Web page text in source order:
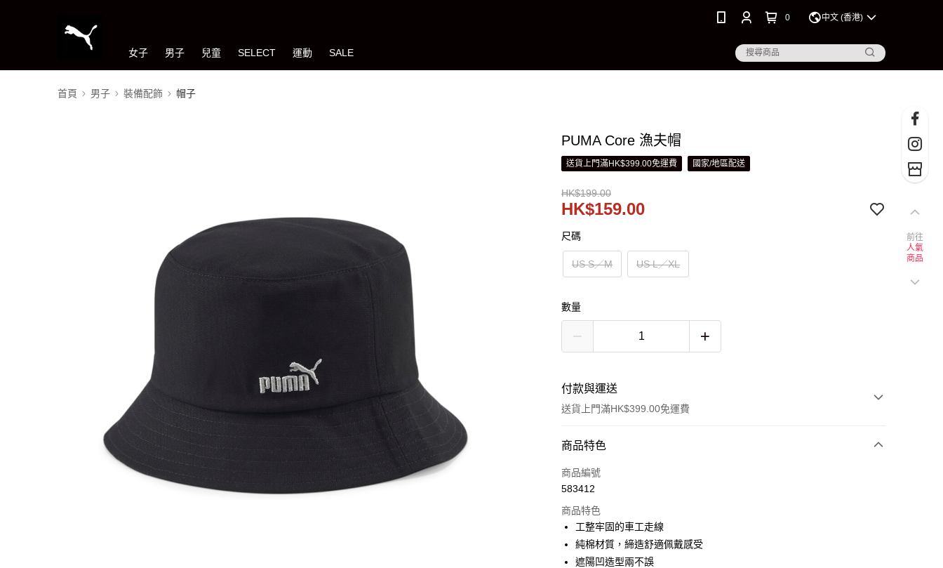
0 中文 (香港)
女子 男子 兒童 SELECT 運動 SALE
首頁 男子 裝備配飾 帽子
PUMA Core 漁夫帽
送貨上門滿HK$399.00免運費 國家/地區配送
HK$199.00
HK$159.00
尺碼
US S／M US L／XL
數量
付款與運送
送貨上門滿HK$399.00免運費
付款方式
信用卡
相關說明
Alipay, PayMe, WeChat Pay, UnionPay, FPS
送貨方式
商品特色
商品編號
583412
商品特色
工整牢固的車工走線
純棉材質，締造舒適佩戴感受
遮陽凹造型兩不誤
前往
人氣
商品